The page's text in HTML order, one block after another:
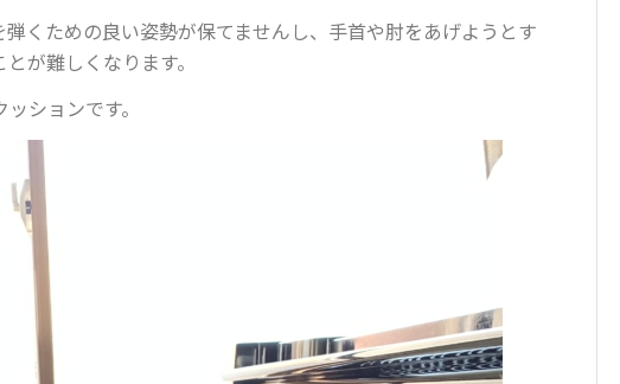
くための良い姿勢が保てませんし、手首や肘をあげようとす
が難しくなります。
ションです。